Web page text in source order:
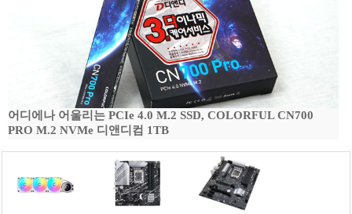
어디에나 어울리는 PCIe 4.0 M.2 SSD, COLORFUL CN700
PRO M.2 NVMe 디앤디컴 1TB